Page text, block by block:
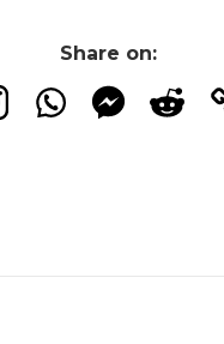
Share on: